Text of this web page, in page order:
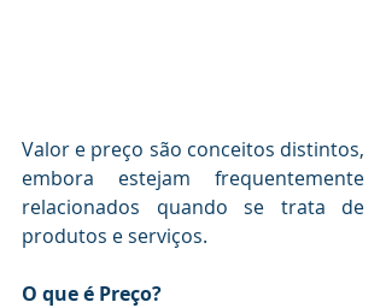
Valor e preço são conceitos distintos,
embora estejam frequentemente
relacionados quando se trata de
produtos e serviços.
O que é Preço?